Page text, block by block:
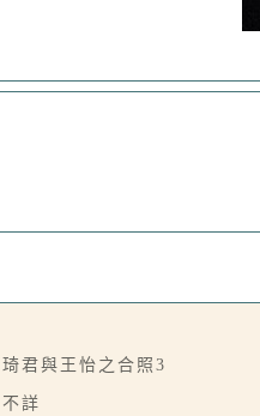
琦君與王怡之合照3
不詳